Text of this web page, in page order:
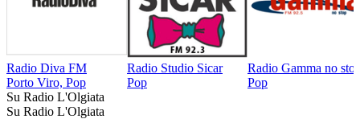
Radio Diva FM
Porto Viro, Pop
Radio Studio Sicar
Pop
Radio Gamma no
Pop
Su Radio L'Olgiata
Su Radio L'Olgiata